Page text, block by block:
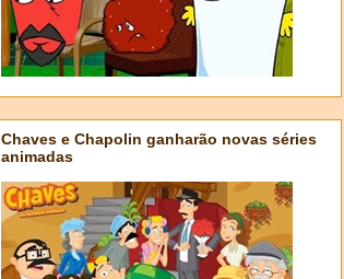
Chaves e Chapolin ganharão novas séries
animadas